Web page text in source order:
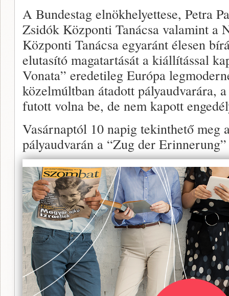
A Bundestag elnökhelyettese, Petra
Zsidók Központi Tanácsa valamint a
Központi Tanácsa egyaránt élesen
elutasító magatartását a kiállítással
Vonata” eredetileg Európa
közelmúltban átadott pályaudvarára,
futott volna be, de nem kapott
Vasárnaptól 10 napig tekinthető meg
pályaudvarán a “Zug der